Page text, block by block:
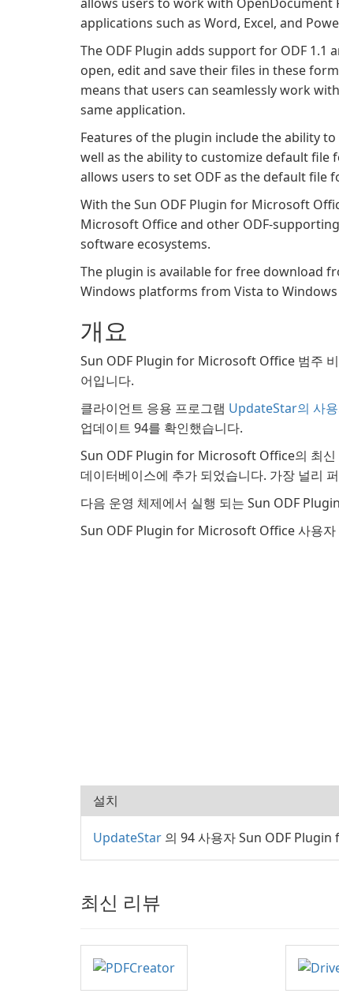
applications such as Word, Excel, and
The ODF Plugin adds support for ODF 1.1
open, edit and save their files in these
means that users can seamlessly work
same application.
Features of the plugin include the ability
well as the ability to customize default file
allows users to set ODF as the default
With the Sun ODF Plugin for Microsoft
Microsoft Office and other ODF-
software ecosystems.
The plugin is available for free download
Windows platforms from Vista to Windows
개요
Sun ODF Plugin for Microsoft Office 범주
어입니다.
클라이언트 응용 프로그램 UpdateStar의 사
업데이트 94를 확인했습니다.
Sun ODF Plugin for Microsoft Office의 최신
데이터베이스에 추가 되었습니다. 가장 널리
다음 운영 체제에서 실행 되는 Sun ODF
Sun ODF Plugin for Microsoft Office 사용자
설치
UpdateStar 의 94 사용자 Sun ODF
최신 리뷰